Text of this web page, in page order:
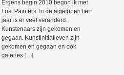
Ergens begin 2010 begon ik met
Lost Painters. In de afgelopen tien
jaar is er veel veranderd.
Kunstenaars zijn gekomen en
gegaan. Kunstinitiatieven zijn
gekomen en gegaan en ook
galeries […]